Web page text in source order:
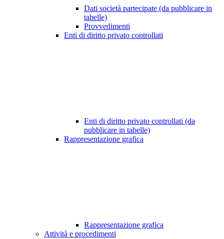
Dati società partecipate (da pubblicare in
tabelle)
Provvedimenti
Enti di diritto privato controllati
Enti di diritto privato controllati (da
pubblicare in tabelle)
Rappresentazione grafica
Rappresentazione grafica
Attività e procedimenti